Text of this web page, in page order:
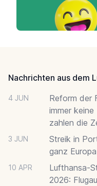
Nachrichten aus dem
4 JUN
Reform der
immer
zahlen die
3 JUN
Streik in
ganz
10 APR
Lufthansa-
2026: